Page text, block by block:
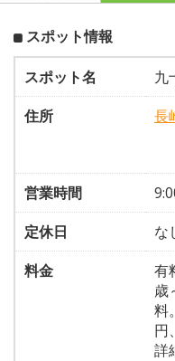
スポット情報
スポット名
九
住所
長
営業時間
定休日
な
料金
有
歳
料
円
詳